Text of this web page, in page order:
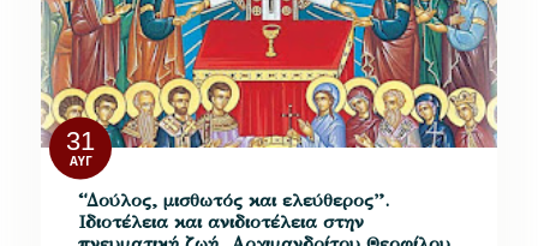
31
ΑΥΓ
“Δούλος, μισθωτός και ελεύθερος”.
Ιδιοτέλεια και ανιδιοτέλεια στην